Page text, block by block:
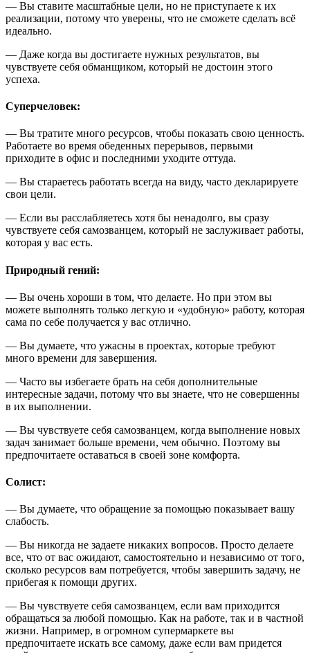
— Вы ставите масштабные цели, но не приступаете к их
реализации, потому что уверены, что не сможете сделать всё
идеально.
— Даже когда вы достигаете нужных результатов, вы
чувствуете себя обманщиком, который не достоин этого
успеха.
Суперчеловек:
— Вы тратите много ресурсов, чтобы показать свою ценность.
Работаете во время обеденных перерывов, первыми
приходите в офис и последними уходите оттуда.
— Вы стараетесь работать всегда на виду, часто декларируете
свои цели.
— Если вы расслабляетесь хотя бы ненадолго, вы сразу
чувствуете себя самозванцем, который не заслуживает работы,
которая у вас есть.
Природный гений:
— Вы очень хороши в том, что делаете. Но при этом вы
можете выполнять только легкую и «удобную» работу, которая
сама по себе получается у вас отлично.
— Вы думаете, что ужасны в проектах, которые требуют
много времени для завершения.
— Часто вы избегаете брать на себя дополнительные
интересные задачи, потому что вы знаете, что не совершенны
в их выполнении.
— Вы чувствуете себя самозванцем, когда выполнение новых
задач занимает больше времени, чем обычно. Поэтому вы
предпочитаете оставаться в своей зоне комфорта.
Солист:
— Вы думаете, что обращение за помощью показывает вашу
слабость.
— Вы никогда не задаете никаких вопросов. Просто делаете
все, что от вас ожидают, самостоятельно и независимо от того,
сколько ресурсов вам потребуется, чтобы завершить задачу, не
прибегая к помощи других.
— Вы чувствуете себя самозванцем, если вам приходится
обращаться за любой помощью. Как на работе, так и в частной
жизни. Например, в огромном супермаркете вы
предпочитаете искать все самому, даже если вам придется